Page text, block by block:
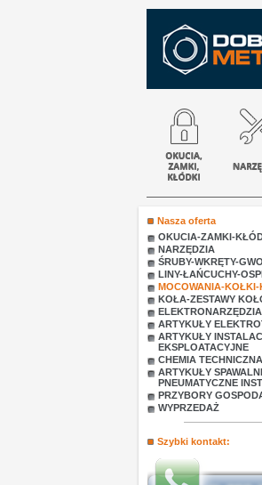
Nasza oferta
OKUCIA-ZAMKI-
NARZĘDZIA
ŚRUBY-WKRĘTY-
LINY-ŁAŃCUCHY-
MOCOWANIA-KOŁKI-
KOŁA-ZESTAWY
ELEKTRONARZĘDZIA
ARTYKUŁY
ARTYKUŁY
EKSPLOATACYJNE
CHEMIA TECHNICZNA
ARTYKUŁY
PNEUMATYCZNE
PRZYBORY
WYPRZEDAŻ
Szybki kontakt: